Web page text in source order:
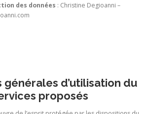
des données : Christine Degioanni –
générales d’utilisation du
proposés